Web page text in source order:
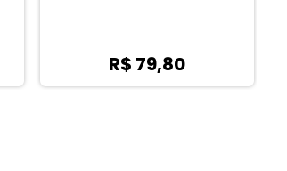
R$ 14,32